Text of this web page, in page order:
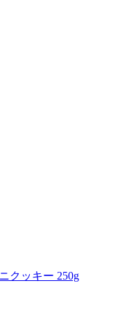
クッキー 250g